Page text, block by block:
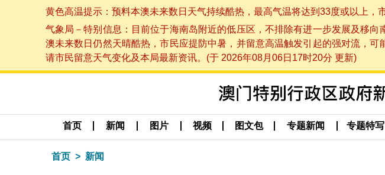
黄色高温提示：预料本澳未来数日天气持续酷热，最高气温将达到33度或以上
气象局－特别信息：目前位于海南岛附近的低压区，不排除有进一步发展及移
澳未来数日仍然天晴酷热，市民应提防中暑，并留意高温触发引起的强对流，
请市民留意天气变化及本局最新资讯。(于 2026年08月06日17时20分 更新)
首页 新闻 图片 视频 图文包 专题新闻 专题特写
首页 新闻